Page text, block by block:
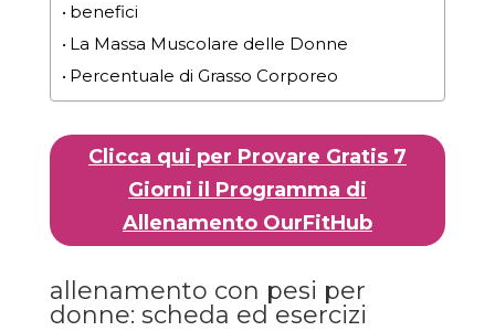
benefici
La Massa Muscolare delle Donne
Percentuale di Grasso Corporeo
Clicca qui per Provare Gratis 7
Giorni il Programma di
Allenamento OurFitHub
allenamento con pesi per
donne: scheda ed esercizi